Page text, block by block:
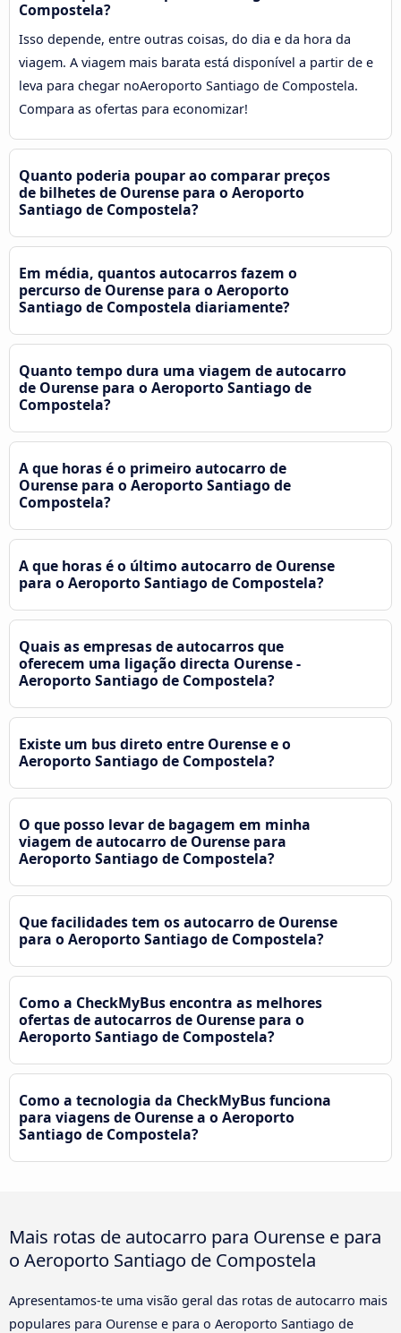
Compostela?
Isso depende, entre outras coisas, do dia e da hora da
viagem. A viagem mais barata está disponível a partir de e
leva para chegar noAeroporto Santiago de Compostela.
Compara as ofertas para economizar!
Quanto poderia poupar ao comparar preços
de bilhetes de Ourense para o Aeroporto
Santiago de Compostela?
Em média, quantos autocarros fazem o
percurso de Ourense para o Aeroporto
Santiago de Compostela diariamente?
Quanto tempo dura uma viagem de autocarro
de Ourense para o Aeroporto Santiago de
Compostela?
A que horas é o primeiro autocarro de
Ourense para o Aeroporto Santiago de
Compostela?
A que horas é o último autocarro de Ourense
para o Aeroporto Santiago de Compostela?
Quais as empresas de autocarros que
oferecem uma ligação directa Ourense -
Aeroporto Santiago de Compostela?
Existe um bus direto entre Ourense e o
Aeroporto Santiago de Compostela?
O que posso levar de bagagem em minha
viagem de autocarro de Ourense para
Aeroporto Santiago de Compostela?
Que facilidades tem os autocarro de Ourense
para o Aeroporto Santiago de Compostela?
Como a CheckMyBus encontra as melhores
ofertas de autocarros de Ourense para o
Aeroporto Santiago de Compostela?
Como a tecnologia da CheckMyBus funciona
para viagens de Ourense a o Aeroporto
Santiago de Compostela?
Mais rotas de autocarro para Ourense e para
o Aeroporto Santiago de Compostela
Apresentamos-te uma visão geral das rotas de autocarro mais
populares para Ourense e para o Aeroporto Santiago de